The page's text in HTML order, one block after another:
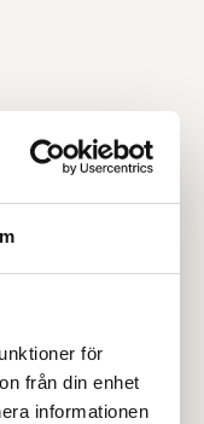
för
från din enhet
informationen